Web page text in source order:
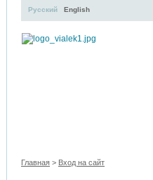
Русский English
Главная > Вход на сайт